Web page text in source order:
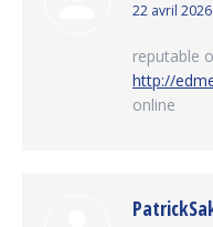
dit
22 avril
reputable
http://
online